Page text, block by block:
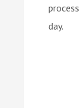
day.